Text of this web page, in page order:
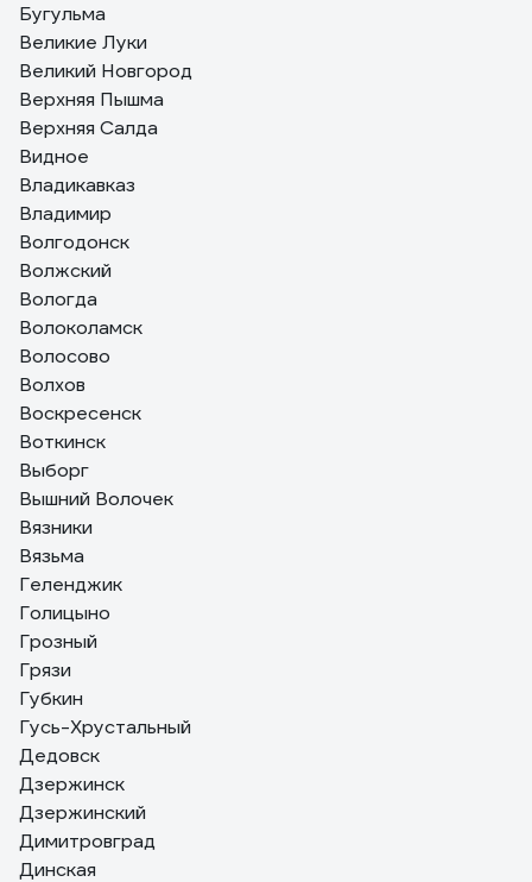
Бугульма
Великие Луки
Великий Новгород
Верхняя Пышма
Верхняя Салда
Видное
Владикавказ
Владимир
Волгодонск
Волжский
Вологда
Волоколамск
Волосово
Волхов
Воскресенск
Воткинск
Выборг
Вышний Волочек
Вязники
Вязьма
Геленджик
Голицыно
Грозный
Грязи
Губкин
Гусь-Хрустальный
Дедовск
Дзержинск
Дзержинский
Димитровград
Динская